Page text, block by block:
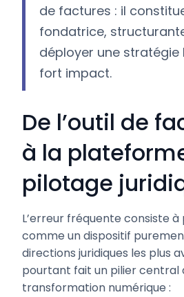
de factures : il
fondatrice,
déployer une stratégie
fort impact.
De l’outil de
à la
pilotage
L’erreur fréquente consiste à
comme un dispositif
directions juridiques les plus
pourtant fait un pilier central
transformation numérique :